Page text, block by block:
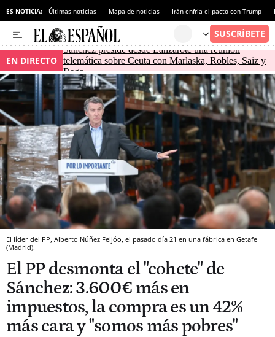
ES NOTICIA: Últimas noticias Mapa de noticias Irán enfría el pacto con Trump
EN DIRECTO
Sánchez preside desde Lanzarote una reunión
telemática sobre Ceuta con Marlaska, Robles, Saiz y
Rego
El líder del PP, Alberto Núñez Feijóo, el pasado día 21 en una fábrica en Getafe
(Madrid).
El PP desmonta el "cohete" de
Sánchez: 3.600€ más en
impuestos, la compra es un 42%
más cara y "somos más pobres"